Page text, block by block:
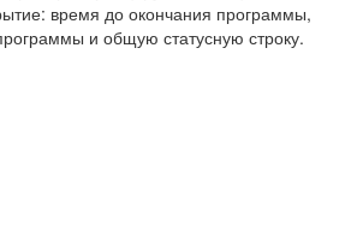
время до окончания программы,
и общую статусную строку.